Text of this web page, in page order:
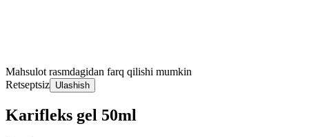
Mahsulot rasmdagidan farq qilishi mumkin
Retseptsiz Ulashish
Karifleks gel 50ml